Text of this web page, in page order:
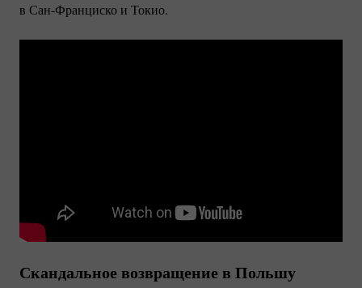
в Сан-Францискои Токио.
Скандальное возвращение в Польшу